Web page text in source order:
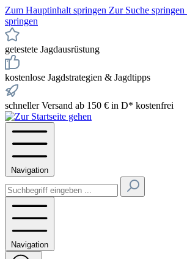
Zum Hauptinhalt springen Zur Suche springen
springen
getestete Jagdausrüstung
kostenlose Jagdstrategien & Jagdtipps
schneller Versand ab 150 € in D* kostenfrei
Navigation
Navigation